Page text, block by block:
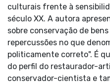
culturais frente à
século XX. A autora
sobre conservação de
repercussões no que
politicamente correto". É
do perfil do restaurador-
conservador-cientista e